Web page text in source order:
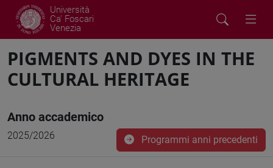
Università
Ca' Foscari
Venezia
PIGMENTS AND DYES IN THE
CULTURAL HERITAGE
Anno accademico
2025/2026 Programmi anni precedenti